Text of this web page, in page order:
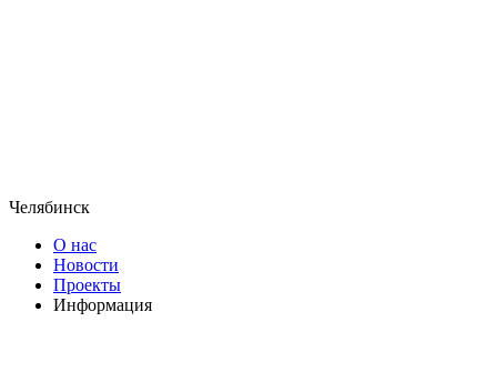
Челябинск
О нас
Новости
Проекты
Информация